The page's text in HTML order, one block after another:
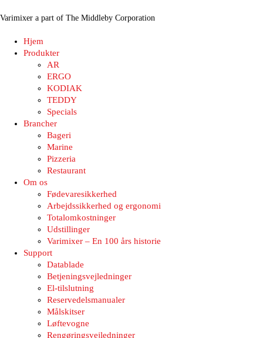
Varimixer a part of The Middleby Corporation
Hjem
Produkter
AR
ERGO
KODIAK
TEDDY
Specials
Brancher
Bageri
Marine
Pizzeria
Restaurant
Om os
Fødevaresikkerhed
Arbejdssikkerhed og ergonomi
Totalomkostninger
Udstillinger
Varimixer – En 100 års historie
Support
Datablade
Betjeningsvejledninger
El-tilslutning
Reservedelsmanualer
Målskitser
Løftevogne
Rengøringsvejledninger